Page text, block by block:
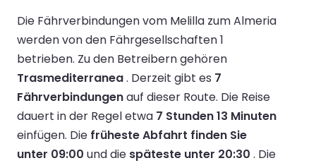
Die Fährverbindungen vom Melilla zum Almeria
werden von den Fährgesellschaften 1
betrieben. Zu den Betreibern gehören
Trasmediterranea. Derzeit gibt es 7
Fährverbindungenauf dieser Route. Die Reise
dauert in der Regel etwa 7 Stunden 13 Minuten
einfügen. Die früheste Abfahrt finden Sie
unter 09:00 und die späteste unter 20:30 . Die